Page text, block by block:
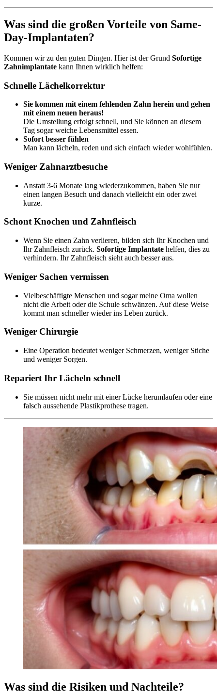
Was sind die großen Vorteile von Same-
Day-Implantaten?
Kommen wir zu den guten Dingen. Hier ist der Grund Sofortige
Zahnimplantate kann Ihnen wirklich helfen:
Schnelle Lächelkorrektur
Sie kommen mit einem fehlenden Zahn herein und gehen
mit einem neuen heraus!
Die Umstellung erfolgt schnell, und Sie können an diesem
Tag sogar weiche Lebensmittel essen.
Sofort besser fühlen
Man kann lächeln, reden und sich einfach wieder wohlfühlen.
Weniger Zahnarztbesuche
Anstatt 3-6 Monate lang wiederzukommen, haben Sie nur
einen langen Besuch und danach vielleicht ein oder zwei
kurze.
Schont Knochen und Zahnfleisch
Wenn Sie einen Zahn verlieren, bilden sich Ihr Knochen und
Ihr Zahnfleisch zurück. Sofortige Implantate helfen, dies zu
verhindern. Ihr Zahnfleisch sieht auch besser aus.
Weniger Sachen vermissen
Vielbeschäftigte Menschen und sogar meine Oma wollen
nicht die Arbeit oder die Schule schwänzen. Auf diese Weise
kommt man schneller wieder ins Leben zurück.
Weniger Chirurgie
Eine Operation bedeutet weniger Schmerzen, weniger Stiche
und weniger Sorgen.
Repariert Ihr Lächeln schnell
Sie müssen nicht mehr mit einer Lücke herumlaufen oder eine
falsch aussehende Plastikprothese tragen.
Was sind die Risiken und Nachteile?